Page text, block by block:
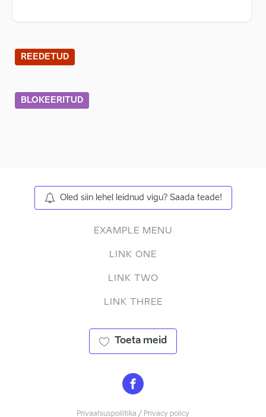
REEDETUD
BLOKEERITUD
Oled siin lehel leidnud vigu? Saada teade!
EXAMPLE MENU
LINK ONE
LINK TWO
LINK THREE
Toeta meid
Privaatsuspoliitika / Privacy policy